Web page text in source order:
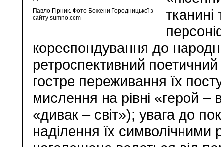
Павло Гірник. Фото Божени Городницької з
сайту sumno.com
кореспондування до
ретроспективний поетичний
гостре переживання їх
мислення на рівні «герой –
«дивак – світ»); увага до
наділення їх